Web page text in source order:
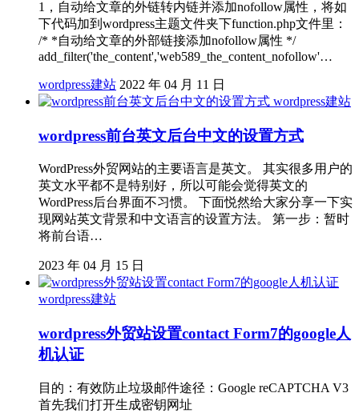
1，自动给文章的外链转内链并添加nofollow属性，将如
下代码加到wordpress主题文件夹下function.php文件里：
/* *自动给文章的外部链接添加nofollow属性 */
add_filter('the_content','web589_the_content_nofollow'…
wordpress建站 2022 年 04 月 11 日
wordpress建站
wordpress前台英文后台中文的设置方式
WordPress外贸网站的主要语言是英文。 其实很多用户的
英文水平都不是特别好，所以可能会觉得英文的
WordPress后台界面不习惯。 下面悦然给大家分享一下实
现网站英文背景和中文语言的设置方法。 第一步：暂时
将前台语…
2023 年 04 月 15 日
wordpress建站
wordpress外贸站设置contact Form7的google人
机认证
目的：有效防止垃圾邮件途径：Google reCAPTCHA V3
首先我们打开生成密钥网址